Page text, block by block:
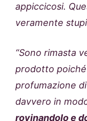
appiccicosi.
veramente
“Sono rimasta
prodotto
profumazione
davvero in
rovinandolo e